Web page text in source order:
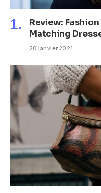
Review:
Matching
20 janvier 2021